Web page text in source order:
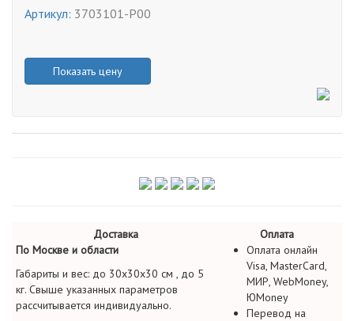
Артикул: 3703101-P00
Показать цену
Доставка
Оплата
По Москве и области
Габариты и вес: до 30х30х30 см , до 5
кг. Свыше указанных параметров
рассчитывается индивидуально.
Оплата онлайн
Visa, MasterCard,
МИР, WebMoney,
ЮMoney
Перевод на